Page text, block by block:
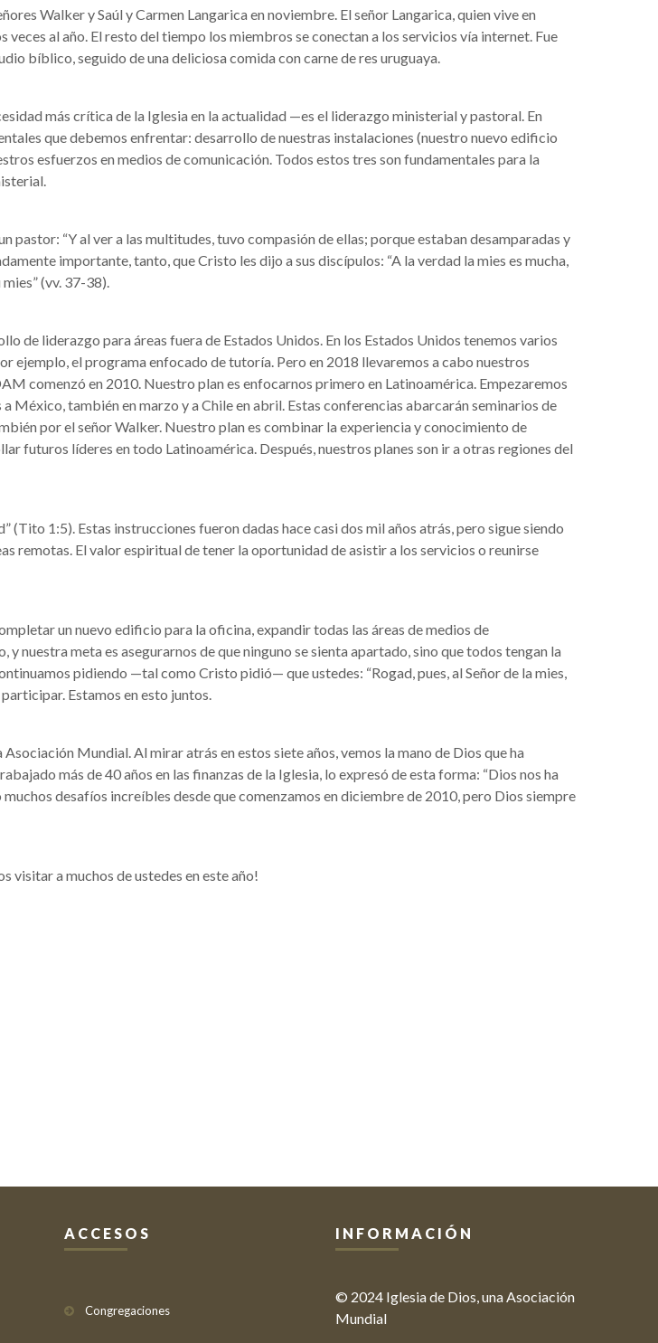
Walker y Saúl y Carmen Langarica en noviembre. El señor Langarica, quien vive en
al año. El resto del tiempo los miembros se conectan a los servicios vía internet. Fue
bíblico, seguido de una deliciosa comida con carne de res uruguaya.
más crítica de la Iglesia en la actualidad —es el liderazgo ministerial y pastoral. En
que debemos enfrentar: desarrollo de nuestras instalaciones (nuestro nuevo edificio
esfuerzos en medios de comunicación. Todos estos tres son fundamentales para la
pastor: “Y al ver a las multitudes, tuvo compasión de ellas; porque estaban desamparadas y
importante, tanto, que Cristo les dijo a sus discípulos: “A la verdad la mies es mucha,
(vv. 37-38).
de liderazgo para áreas fuera de Estados Unidos. En los Estados Unidos tenemos varios
el programa enfocado de tutoría. Pero en 2018 llevaremos a cabo nuestros
comenzó en 2010. Nuestro plan es enfocarnos primero en Latinoamérica. Empezaremos
México, también en marzo y a Chile en abril. Estas conferencias abarcarán seminarios de
por el señor Walker. Nuestro plan es combinar la experiencia y conocimiento de
futuros líderes en todo Latinoamérica. Después, nuestros planes son ir a otras regiones del
1:5). Estas instrucciones fueron dadas hace casi dos mil años atrás, pero sigue siendo
remotas. El valor espiritual de tener la oportunidad de asistir a los servicios o reunirse
un nuevo edificio para la oficina, expandir todas las áreas de medios de
nuestra meta es asegurarnos de que ninguno se sienta apartado, sino que todos tengan la
pidiendo —tal como Cristo pidió— que ustedes: “Rogad, pues, al Señor de la mies,
Estamos en esto juntos.
Mundial. Al mirar atrás en estos siete años, vemos la mano de Dios que ha
más de 40 años en las finanzas de la Iglesia, lo expresó de esta forma: “Dios nos ha
desafíos increíbles desde que comenzamos en diciembre de 2010, pero Dios siempre
visitar a muchos de ustedes en este año!
ACCESOS
Congregaciones
INFORMACIÓN
© 2024 Iglesia de Dios, una Asociación
Mundial